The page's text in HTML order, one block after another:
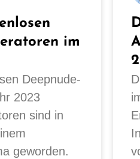
im
Deepnude-
2023
sind in
geworden.